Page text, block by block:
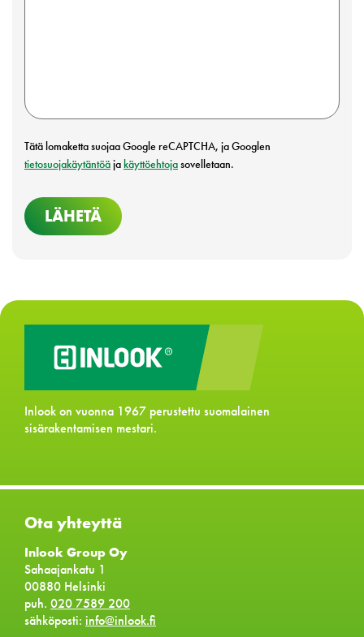
Tätä lomaketta suojaa Google reCAPTCHA, ja Googlen
tietosuojakäytäntöäjakäyttöehtojasovelletaan.
Inlook on vuonna 1967 perustettu suomalainen
sisärakentamisen mestari.
Ota yhteyttä
Inlook Group Oy
Sahaajankatu 1
00880 Helsinki
puh. 020 7589 200
sähköposti: info@inlook.fi